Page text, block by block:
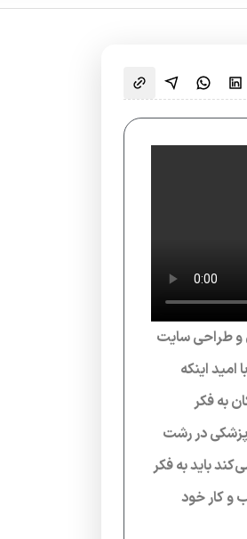
و طراحی سایت
اینکه
به فکر
در رشت
باید به فکر
و کار خود